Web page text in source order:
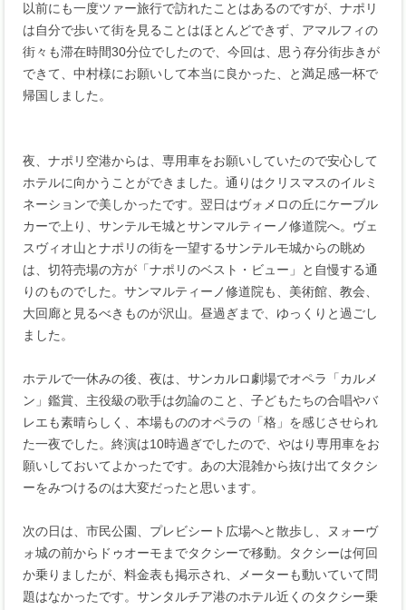
以前にも一度ツァー旅行で訪れたことはあるのですが、ナポリ
は自分で歩いて街を見ることはほとんどできず、アマルフィの
街々も滞在時間30分位でしたので、今回は、思う存分街歩きが
できて、中村様にお願いして本当に良かった、と満足感一杯で
帰国しました。
夜、ナポリ空港からは、専用車をお願いしていたので安心して
ホテルに向かうことができました。通りはクリスマスのイルミ
ネーションで美しかったです。翌日はヴォメロの丘にケーブル
カーで上り、サンテルモ城とサンマルティーノ修道院へ。ヴェ
スヴィオ山とナポリの街を一望するサンテルモ城からの眺め
は、切符売場の方が「ナポリのベスト・ビュー」と自慢する通
りのものでした。サンマルティーノ修道院も、美術館、教会、
大回廊と見るべきものが沢山。昼過ぎまで、ゆっくりと過ごし
ました。
ホテルで一休みの後、夜は、サンカルロ劇場でオペラ「カルメ
ン」鑑賞、主役級の歌手は勿論のこと、子どもたちの合唱やバ
レエも素晴らしく、本場もののオペラの「格」を感じさせられ
た一夜でした。終演は10時過ぎでしたので、やはり専用車をお
願いしておいてよかったです。あの大混雑から抜け出てタクシ
ーをみつけるのは大変だったと思います。
次の日は、市民公園、プレビシート広場へと散歩し、ヌォーヴ
ォ城の前からドゥオーモまでタクシーで移動。タクシーは何回
か乗りましたが、料金表も掲示され、メーターも動いていて問
題はなかったです。サンタルチア港のホテル近くのタクシー乗